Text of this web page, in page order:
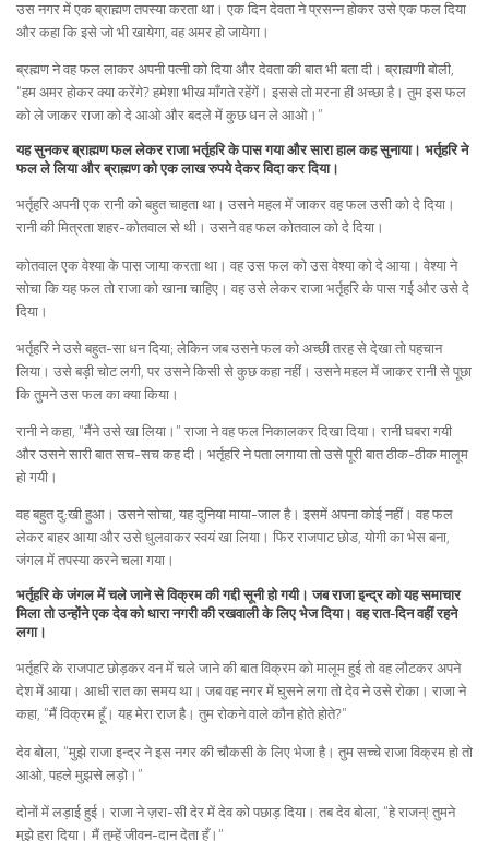
उस नगर में एक ब्राह्मण तपस्या करता था। एक दिन देवता ने प्रसन्न होकर उसे एक फल दिया
और कहा कि इसे जो भी खायेगा, वह अमर हो जायेगा।
ब्रह्मण ने वह फल लाकर अपनी पत्नी को दिया और देवता की बात भी बता दी। ब्राह्मणी बोली,
“हम अमर होकर क्या करेंगे? हमेशा भीख माँगते रहेंगें। इससे तो मरना ही अच्छा है। तुम इस फल
को ले जाकर राजा को दे आओ और बदले में कुछ धन ले आओ।”
यह सुनकर ब्राह्मण फल लेकर राजा भर्तृहरि के पास गया और सारा हाल कह सुनाया। भर्तृहरि ने
फल ले लिया और ब्राह्मण को एक लाख रुपये देकर विदा कर दिया।
भर्तृहरि अपनी एक रानी को बहुत चाहता था। उसने महल में जाकर वह फल उसी को दे दिया।
रानी की मित्रता शहर-कोतवाल से थी। उसने वह फल कोतवाल को दे दिया।
कोतवाल एक वेश्या के पास जाया करता था। वह उस फल को उस वेश्या को दे आया। वेश्या ने
सोचा कि यह फल तो राजा को खाना चाहिए। वह उसे लेकर राजा भर्तृहरि के पास गई और उसे दे
दिया।
भर्तृहरि ने उसे बहुत-सा धन दिया; लेकिन जब उसने फल को अच्छी तरह से देखा तो पहचान
लिया। उसे बड़ी चोट लगी, पर उसने किसी से कुछ कहा नहीं। उसने महल में जाकर रानी से पूछा
कि तुमने उस फल का क्या किया।
रानी ने कहा, “मैंने उसे खा लिया।” राजा ने वह फल निकालकर दिखा दिया। रानी घबरा गयी
और उसने सारी बात सच-सच कह दी। भर्तृहरि ने पता लगाया तो उसे पूरी बात ठीक-ठीक मालूम
हो गयी।
वह बहुत दु:खी हुआ। उसने सोचा, यह दुनिया माया-जाल है। इसमें अपना कोई नहीं। वह फल
लेकर बाहर आया और उसे धुलवाकर स्वयं खा लिया। फिर राजपाट छोड, योगी का भेस बना,
जंगल में तपस्या करने चला गया।
भर्तृहरि के जंगल में चले जाने से विक्रम की गद्दी सूनी हो गयी। जब राजा इन्द्र को यह समाचार
मिला तो उन्होंने एक देव को धारा नगरी की रखवाली के लिए भेज दिया। वह रात-दिन वहीं रहने
लगा।
भर्तृहरि के राजपाट छोड़कर वन में चले जाने की बात विक्रम को मालूम हुई तो वह लौटकर अपने
देश में आया। आधी रात का समय था। जब वह नगर में घुसने लगा तो देव ने उसे रोका। राजा ने
कहा, “मैं विक्रम हूँ। यह मेरा राज है। तुम रोकने वाले कौन होते होते?”
देव बोला, “मुझे राजा इन्द्र ने इस नगर की चौकसी के लिए भेजा है। तुम सच्चे राजा विक्रम हो तो
आओ, पहले मुझसे लड़ो।”
दोनों में लड़ाई हुई। राजा ने ज़रा-सी देर में देव को पछाड़ दिया। तब देव बोला, “हे राजन्! तुमने
मुझे हरा दिया। मैं तुम्हें जीवन-दान देता हूँ।”